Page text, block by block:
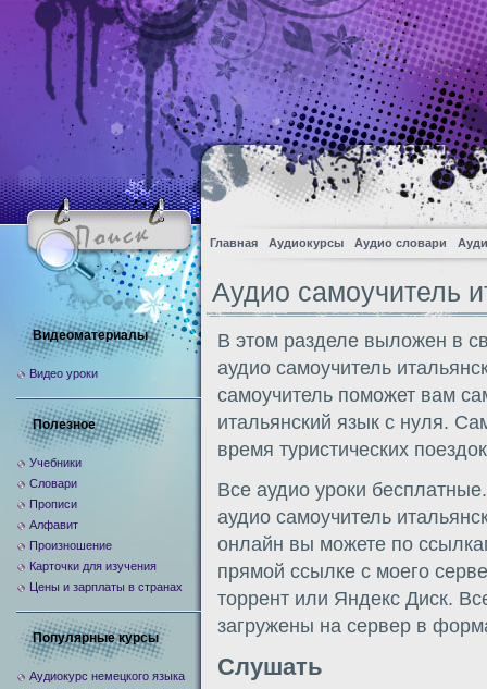
Главная Аудиокурсы Аудио словари
Аудио самоучитель
В этом разделе выложен в
аудио самоучитель
самоучитель поможет вам
итальянский язык с нуля.
время туристических
Все аудио уроки
аудио самоучитель
онлайн вы можете по
прямой ссылке с моего
торрент или Яндекс Диск.
загружены на сервер в
Слушать
Видеоматериалы
Видео уроки
Полезное
Учебники
Словари
Прописи
Алфавит
Произношение
Карточки для изучения
Цены и зарплаты в странах
Популярные курсы
Аудиокурс немецкого языка